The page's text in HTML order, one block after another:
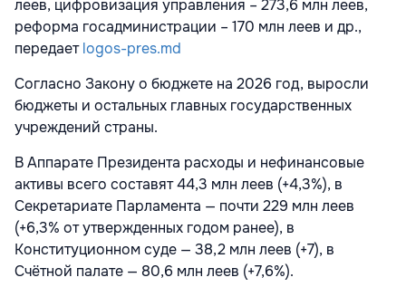
леев, цифровизация управления – 273,6 млн леев,
реформа госадминистрации – 170 млн леев и др.,
передаетlogos-pres.md
Согласно Закону о бюджете на 2026 год, выросли
бюджеты и остальных главных государственных
учреждений страны.
В Аппарате Президента расходы и нефинансовые
активы всего составят 44,3 млн леев (+4,3%), в
Секретариате Парламента — почти 229 млн леев
(+6,3% от утвержденных годом ранее), в
Конституционном суде — 38,2 млн леев (+7), в
Счётной палате — 80,6 млн леев (+7,6%).